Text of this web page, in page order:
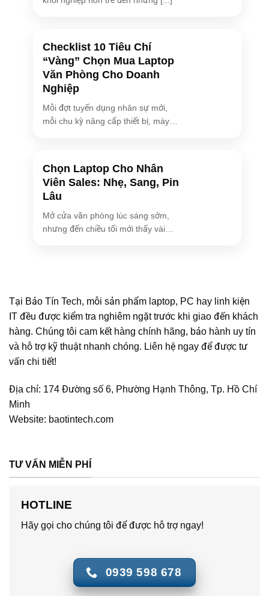
Checklist 10 Tiêu Chí
“Vàng” Chọn Mua Laptop
Văn Phòng Cho Doanh
Nghiệp
Mỗi đợt tuyển dụng nhân sự mới,
mỗi chu kỳ nâng cấp thiết bị, máy
Chọn Laptop Cho Nhân
Viên Sales: Nhẹ, Sang, Pin
Lâu
Mở cửa văn phòng lúc sáng sớm,
nhưng đến chiều tối mới thấy vài
Tại Bảo Tín Tech, mỗi sản phẩm laptop, PC hay linh kiện
IT đều được kiểm tra nghiêm ngặt trước khi giao đến khách
hàng. Chúng tôi cam kết hàng chính hãng, bảo hành uy tín
và hỗ trợ kỹ thuật nhanh chóng. Liên hệ ngay để được tư
vấn chi tiết!
Địa chỉ: 174 Đường số 6, Phường Hạnh Thông, Tp. Hồ Chí
Minh
Website: baotintech.com
TƯ VẤN MIỄN PHÍ
HOTLINE
Hãy gọi cho chúng tôi để được hỗ trợ ngay!
0939 598 678